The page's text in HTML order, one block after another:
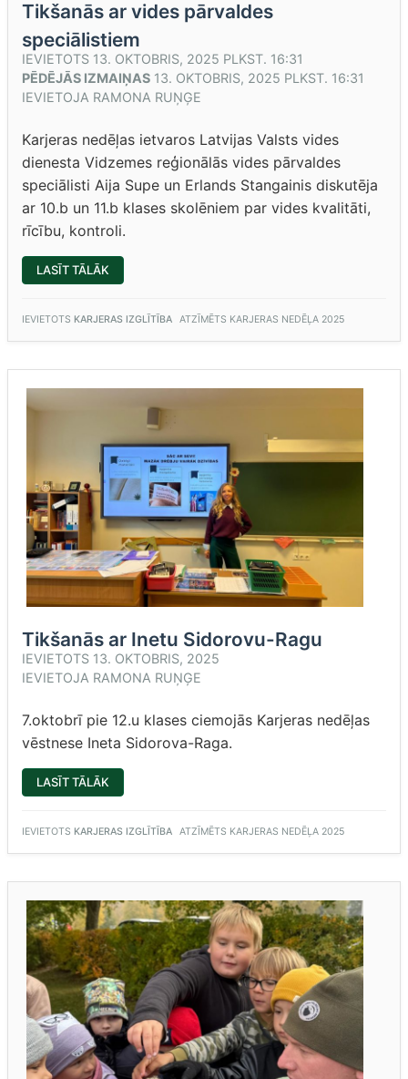
Tikšanās ar vides pārvaldes
speciālistiem
IEVIETOTS 13. OKTOBRIS, 2025 PLKST. 16:31
PĒDĒJĀS IZMAIŅAS 13. OKTOBRIS, 2025 PLKST. 16:31
IEVIETOJA RAMONA RUŅĢE
Karjeras nedēļas ietvaros Latvijas Valsts vides
dienesta Vidzemes reģionālās vides pārvaldes
speciālisti Aija Supe un Erlands Stangainis diskutēja
ar 10.b un 11.b klases skolēniem par vides kvalitāti,
rīcību, kontroli.
LASĪT TĀLĀK
AR
SPECIĀLISTIEM”
IEVIETOTS KARJERAS IZGLĪTĪBA ATZĪMĒTS KARJERAS NEDĒĻA 2025
Tikšanās ar Inetu Sidorovu-Ragu
IEVIETOTS 13. OKTOBRIS, 2025
IEVIETOJA RAMONA RUŅĢE
7.oktobrī pie 12.u klases ciemojās Karjeras nedēļas
vēstnese Ineta Sidorova-Raga.
LASĪT TĀLĀK
AR
RAGU”
IEVIETOTS KARJERAS IZGLĪTĪBA ATZĪMĒTS KARJERAS NEDĒĻA 2025